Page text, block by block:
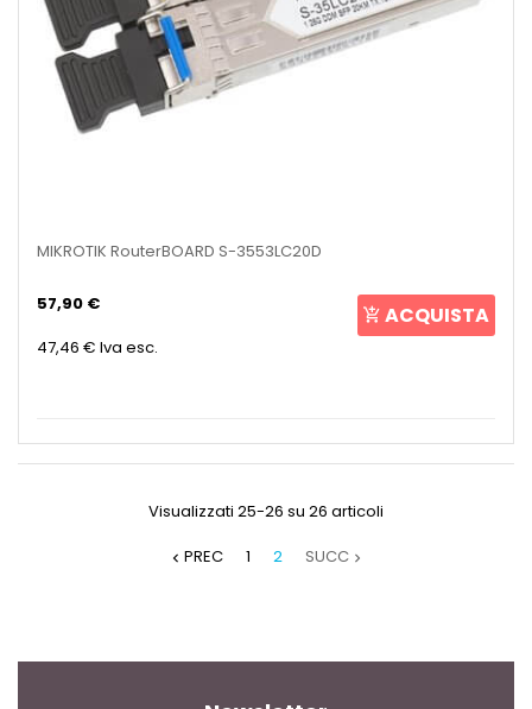
MIKROTIK RouterBOARD S-3553LC20D
57,90 €
47,46 € Iva esc.
ACQUISTA
Visualizzati 25-26 su 26 articoli
 PREC 1 2 SUCC